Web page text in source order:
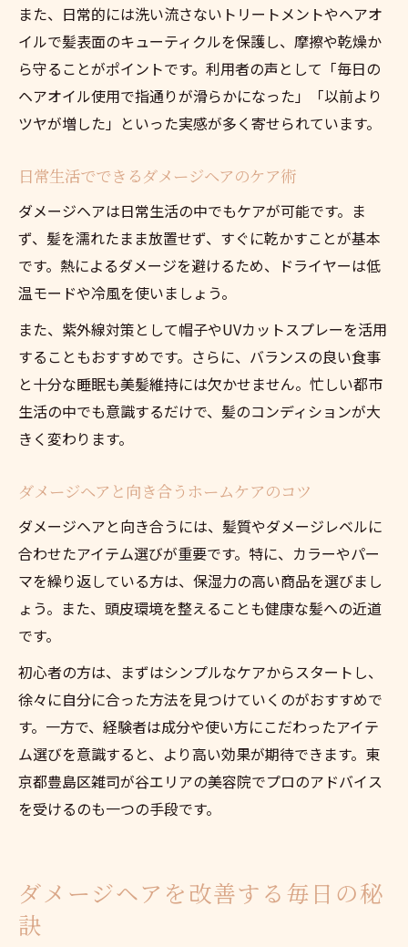
説
自分らしい美髪を育てるホームケア術
自分らしい美髪を目指すダメージヘアケア
術
ホームケアで叶える理想のダメージヘア改
ダメージヘアでも輝く自分らしさの育て方
個性を活かしたダメージヘアのケアポイン
ト
ホームケアで美髪を維持するための工夫
また、日常的には洗い流さないトリートメントやヘアオ
イルで髪表面のキューティクルを保護し、摩擦や乾燥か
ら守ることがポイントです。利用者の声として「毎日の
ヘアオイル使用で指通りが滑らかになった」「以前より
ツヤが増した」といった実感が多く寄せられています。
日常生活でできるダメージヘアのケア術
ダメージヘアは日常生活の中でもケアが可能です。ま
ず、髪を濡れたまま放置せず、すぐに乾かすことが基本
です。熱によるダメージを避けるため、ドライヤーは低
温モードや冷風を使いましょう。
また、紫外線対策として帽子やUVカットスプレーを活用
することもおすすめです。さらに、バランスの良い食事
と十分な睡眠も美髪維持には欠かせません。忙しい都市
生活の中でも意識するだけで、髪のコンディションが大
きく変わります。
ダメージヘアと向き合うホームケアのコツ
ダメージヘアと向き合うには、髪質やダメージレベルに
合わせたアイテム選びが重要です。特に、カラーやパー
マを繰り返している方は、保湿力の高い商品を選びまし
ょう。また、頭皮環境を整えることも健康な髪への近道
です。
初心者の方は、まずはシンプルなケアからスタートし、
徐々に自分に合った方法を見つけていくのがおすすめで
す。一方で、経験者は成分や使い方にこだわったアイテ
ム選びを意識すると、より高い効果が期待できます。東
京都豊島区雑司が谷エリアの美容院でプロのアドバイス
を受けるのも一つの手段です。
ダメージヘアを改善する毎日の秘
訣